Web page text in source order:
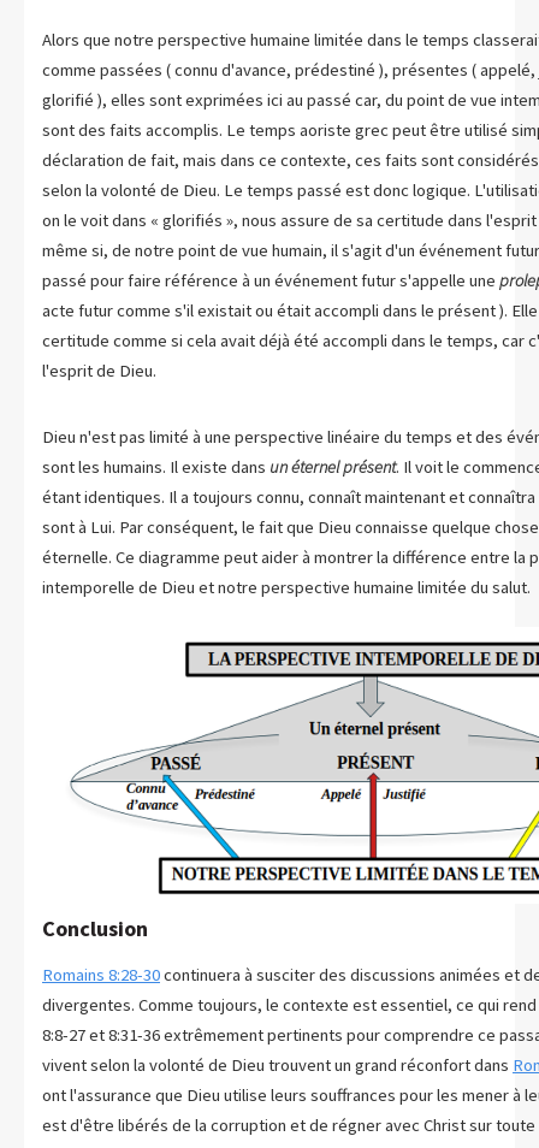
Alors que notre perspective humaine limitée dans le temps
comme passées ( connu d'avance, prédestiné ), présentes (
glorifié ), elles sont exprimées ici au passé car, du point de vue
sont des faits accomplis. Le temps aoriste grec peut être utilisé
déclaration de fait, mais dans ce contexte, ces faits sont
selon la volonté de Dieu. Le temps passé est donc logique.
on le voit dans « glorifiés », nous assure de sa certitude dans
même si, de notre point de vue humain, il s'agit d'un événement
passé pour faire référence à un événement futur s'appelle une
acte futur comme s'il existait ou était accompli dans le présent ).
certitude comme si cela avait déjà été accompli dans le temps, car
l'esprit de Dieu.
Dieu n'est pas limité à une perspective linéaire du temps et des
sont les humains. Il existe dans un éternel présent. Il voit le
étant identiques. Il a toujours connu, connaît maintenant et
sont à Lui. Par conséquent, le fait que Dieu connaisse quelque
éternelle. Ce diagramme peut aider à montrer la différence entre la
intemporelle de Dieu et notre perspective humaine limitée du salut.
Conclusion
Romains 8:28-30continuera à susciter des discussions animées et
divergentes. Comme toujours, le contexte est essentiel, ce qui
8:8-27 et 8:31-36 extrêmement pertinents pour comprendre ce
vivent selon la volonté de Dieu trouvent un grand réconfort dans
ont l'assurance que Dieu utilise leurs souffrances pour les mener à
est d'être libérés de la corruption et de régner avec Christ sur toute